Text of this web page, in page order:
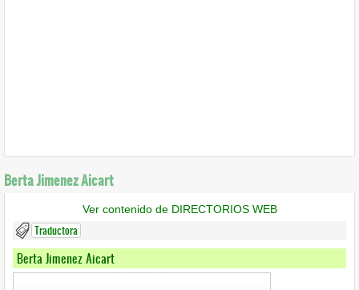
Berta Jimenez Aicart
Ver contenido de DIRECTORIOS WEB
Traductora
Berta Jimenez Aicart